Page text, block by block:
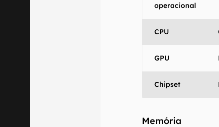
operacional
CPU
GPU
Chipset
Memória
fornecidas